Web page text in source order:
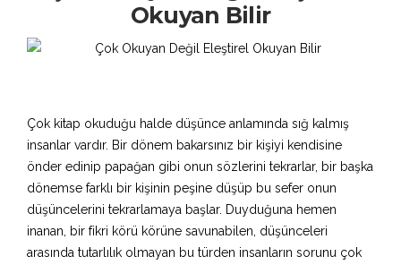
Okuyan Bilir
Çok kitap okuduğu halde düşünce anlamında sığ kalmış
insanlar vardır. Bir dönem bakarsınız bir kişiyi kendisine
önder edinip papağan gibi onun sözlerini tekrarlar, bir başka
dönemse farklı bir kişinin peşine düşüp bu sefer onun
düşüncelerini tekrarlamaya başlar. Duyduğuna hemen
inanan, bir fikri körü körüne savunabilen, düşünceleri
arasında tutarlılık olmayan bu türden insanların sorunu çok